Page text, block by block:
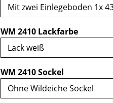
WM 2410 Lackfarbe
WM 2410 Sockel